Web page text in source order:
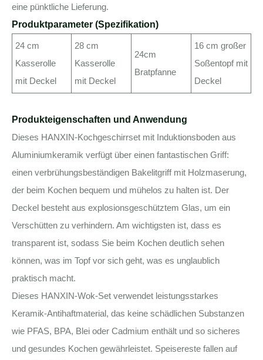
eine pünktliche Lieferung.
Produktparameter (Spezifikation)
24 cm
Kasserolle
mit Deckel
28 cm
Kasserolle
mit Deckel
24cm
Bratpfanne
16 cm großer
Soßentopf mit
Deckel
Produkteigenschaften und Anwendung
Dieses HANXIN-Kochgeschirrset mit Induktionsboden aus
Aluminiumkeramik verfügt über einen fantastischen Griff:
einen verbrühungsbeständigen Bakelitgriff mit Holzmaserung,
der beim Kochen bequem und mühelos zu halten ist. Der
Deckel besteht aus explosionsgeschütztem Glas, um ein
Verschütten zu verhindern. Am wichtigsten ist, dass es
transparent ist, sodass Sie beim Kochen deutlich sehen
können, was im Topf vor sich geht, was es unglaublich
praktisch macht.
Dieses HANXIN-Wok-Set verwendet leistungsstarkes
Keramik-Antihaftmaterial, das keine schädlichen Substanzen
wie PFAS, BPA, Blei oder Cadmium enthält und so sicheres
und gesundes Kochen gewährleistet. Speisereste fallen auf